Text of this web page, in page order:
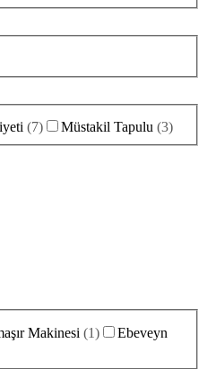
(7) Müstakil Tapulu (3)
Makinesi (1)
Ebeveyn